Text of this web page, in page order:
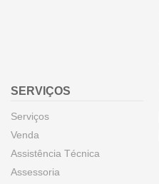
SERVIÇOS
Serviços
Venda
Assistência Técnica
Assessoria